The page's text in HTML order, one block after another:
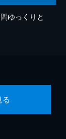
ゆっくりと